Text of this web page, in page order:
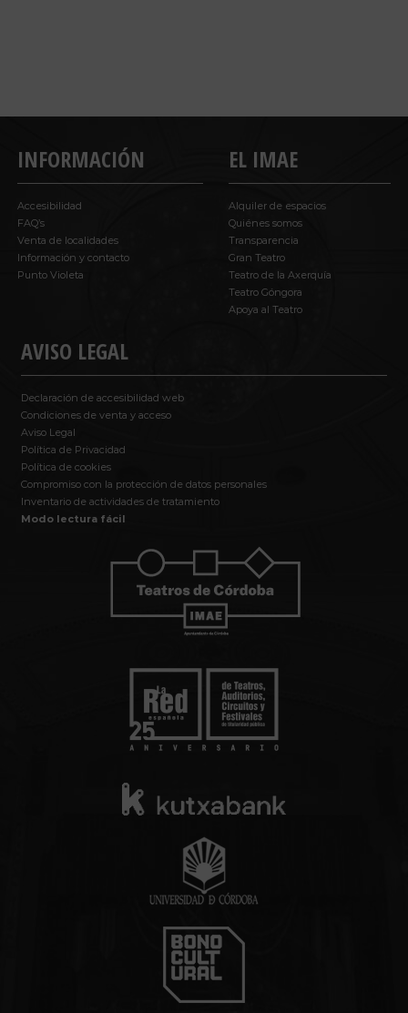
INFORMACIÓN
Accesibilidad
FAQ’s
Venta de localidades
Información y contacto
Punto Violeta
AVISO LEGAL
Declaración de accesibilidad web
Condiciones de venta y acceso
Aviso Legal
Política de Privacidad
Política de cookies
Compromiso con la protección de datos personales
Inventario de actividades de tratamiento
Modo lectura fácil
EL IMAE
Alquiler de espacios
Quiénes somos
Transparencia
Gran Teatro
Teatro de la Axerquía
Teatro Góngora
Apoya al Teatro